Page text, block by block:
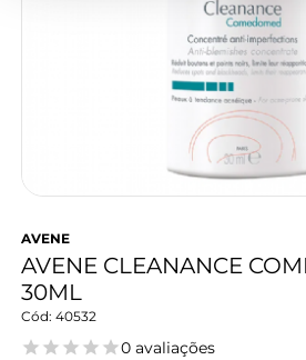
AVENE
AVENE CLEANANCE
30ML
40532
0 avaliações